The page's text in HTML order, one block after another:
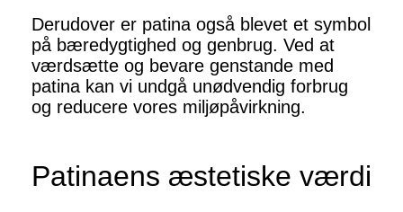
Derudover er patina også blevet et symbol
på bæredygtighed og genbrug. Ved at
værdsætte og bevare genstande med
patina kan vi undgå unødvendig forbrug
og reducere vores miljøpåvirkning.
Patinaens æstetiske værdi